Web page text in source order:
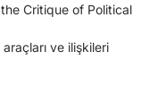
Critique of Political
ve ilişkileri